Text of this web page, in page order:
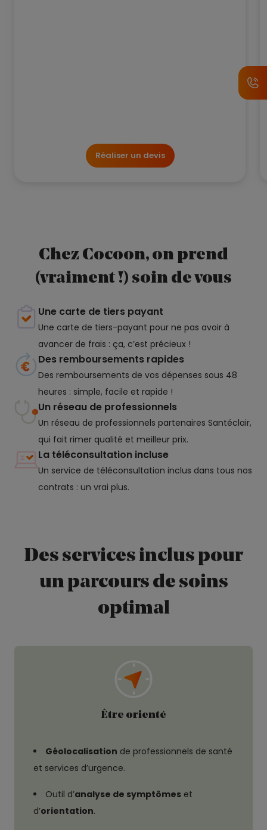
Réaliser un devis
Chez Cocoon, on prend
(vraiment !) soin de vous
Une carte de tiers payant
Une carte de tiers-payant pour ne pas avoir à
avancer de frais : ça, c’est précieux !
Des remboursements rapides
Des remboursements de vos dépenses sous 48
heures : simple, facile et rapide !
Un réseau de professionnels
Un réseau de professionnels partenaires Santéclair,
qui fait rimer qualité et meilleur prix.
La téléconsultation incluse
Un service de téléconsultation inclus dans tous nos
contrats : un vrai plus.
Des services inclus pour
un parcours de soins
optimal
Être orienté
Géolocalisation de professionnels de santé
et services d’urgence.
Outil d’analyse de symptômes et
d’orientation.